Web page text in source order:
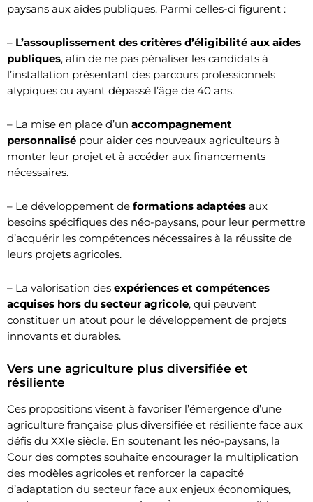
paysans aux aides publiques. Parmi celles-ci figurent :
– L’assouplissement des critères d’éligibilité aux aides
publiques, afin de ne pas pénaliser les candidats à
l’installation présentant des parcours professionnels
atypiques ou ayant dépassé l’âge de 40 ans.
– La mise en place d’un accompagnement
personnalisé pour aider ces nouveaux agriculteurs à
monter leur projet et à accéder aux financements
nécessaires.
– Le développement de formations adaptées aux
besoins spécifiques des néo-paysans, pour leur permettre
d’acquérir les compétences nécessaires à la réussite de
leurs projets agricoles.
– La valorisation des expériences et compétences
acquises hors du secteur agricole, qui peuvent
constituer un atout pour le développement de projets
innovants et durables.
Vers une agriculture plus diversifiée et
résiliente
Ces propositions visent à favoriser l’émergence d’une
agriculture française plus diversifiée et résiliente face aux
défis du XXIe siècle. En soutenant les néo-paysans, la
Cour des comptes souhaite encourager la multiplication
des modèles agricoles et renforcer la capacité
d’adaptation du secteur face aux enjeux économiques,